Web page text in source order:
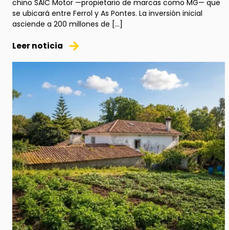
chino SAIC Motor —propietario de marcas como MG— que
se ubicará entre Ferrol y As Pontes. La inversión inicial
asciende a 200 millones de […]
Leer noticia